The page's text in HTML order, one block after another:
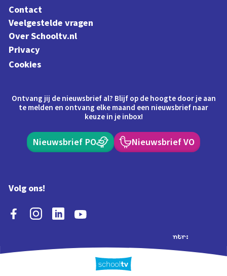
Contact
Veelgestelde vragen
Over Schooltv.nl
Privacy
Cookies
Ontvang jij de nieuwsbrief al? Blijf op de hoogte door je aan
te melden en ontvang elke maand een nieuwsbrief naar
keuze in je inbox!
Nieuwsbrief PO Nieuwsbrief VO
Volg ons!